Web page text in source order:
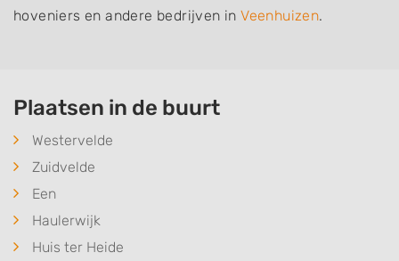
hoveniers en andere bedrijven inVeenhuizen.
Plaatsen in de buurt
Westervelde
Zuidvelde
Een
Haulerwijk
Huis ter Heide